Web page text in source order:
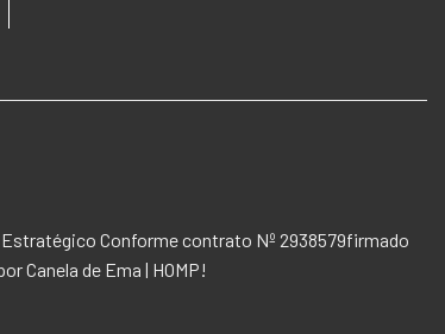
Conforme contrato Nº 2938579firmado
Canela de Ema | HOMP!